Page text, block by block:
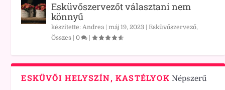
Esküvőszervezőt választani nem
könnyű
készítette:Andrea |máj 19, 2023 |Esküvőszervező,
Összes |0 |
ESKÜVŐI HELYSZÍN, KASTÉLYOK Népszerű